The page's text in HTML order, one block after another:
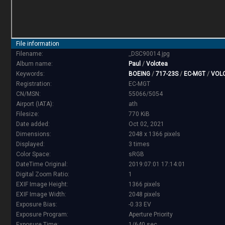
File information
Filename:
_DSC90014.jpg
Album name:
Paul / Volotea
Keywords:
BOEING / 717-23S/ EC-MGT/
Registration:
EC-MGT
CN/MSN:
55066/5054
Airport (IATA):
ath
Filesize:
770 KiB
Date added:
Oct 02, 2021
Dimensions:
2048 x 1366 pixels
Displayed:
3 times
Color Space:
sRGB
DateTime Original:
2019:07:01 17:14:01
Digital Zoom Ratio:
1
EXIF Image Height:
1366 pixels
EXIF Image Width:
2048 pixels
Exposure Bias:
-0.33 EV
Exposure Program:
Aperture Priority